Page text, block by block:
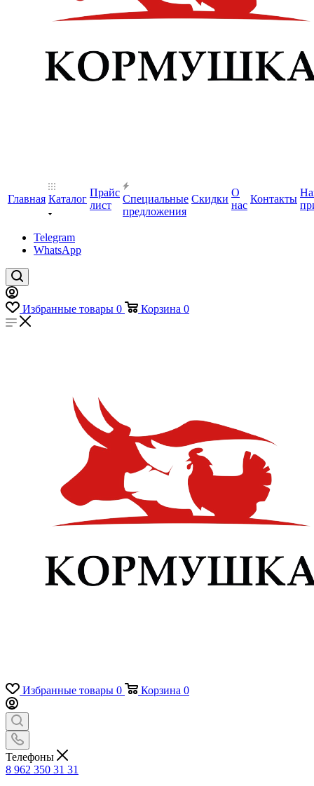
Главная Каталог
Прайс
лист
Специальные
предложения
Скидки
О
нас
Контакты
Telegram
WhatsApp
Избранные товары 0 Корзина 0
Избранные товары 0 Корзина 0
Телефоны
8 962 350 31 31